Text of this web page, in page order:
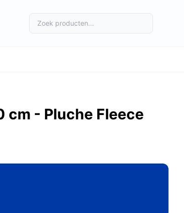
cm - Pluche Fleece